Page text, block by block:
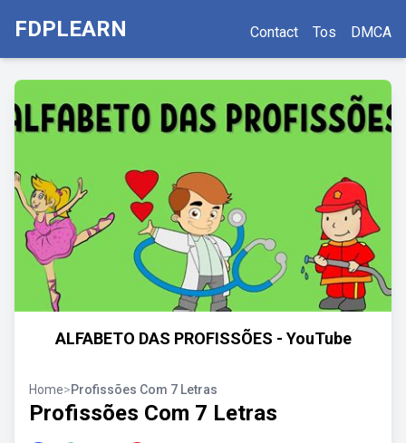
FDPLEARN Contact Tos DMCA
ALFABETO DAS PROFISSÕES - YouTube
Home>Profissões Com 7 Letras
Profissões Com 7 Letras